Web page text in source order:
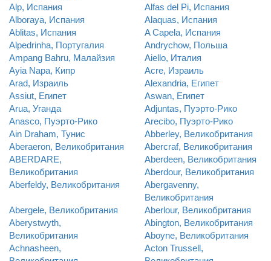
Alp, Испания
Alfas del Pi, Испания
Alboraya, Испания
Alaquas, Испания
Ablitas, Испания
A Capela, Испания
Alpedrinha, Португалия
Andrychow, Польша
Ampang Bahru, Малайзия
Aiello, Италия
Ayia Napa, Кипр
Acre, Израиль
Arad, Израиль
Alexandria, Египет
Assiut, Египет
Aswan, Египет
Arua, Уганда
Adjuntas, Пуэрто-Рико
Anasco, Пуэрто-Рико
Arecibo, Пуэрто-Рико
Ain Draham, Тунис
Abberley, Великобритания
Aberaeron, Великобритания
Abercraf, Великобритания
ABERDARE,
Великобритания
Aberdeen, Великобритания
Aberdour, Великобритания
Aberfeldy, Великобритания
Abergavenny,
Великобритания
Abergele, Великобритания
Aberlour, Великобритания
Aberystwyth,
Великобритания
Abington, Великобритания
Aboyne, Великобритания
Achnasheen,
Acton Trussell,